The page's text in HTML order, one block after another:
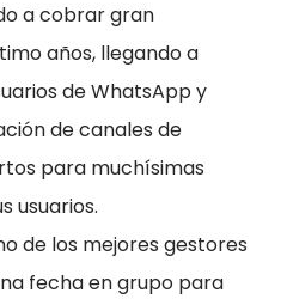
a cobrar gran
años, llegando a
de WhatsApp y
de canales de
para muchísimas
usuarios.
de los mejores gestores
fecha en grupo para